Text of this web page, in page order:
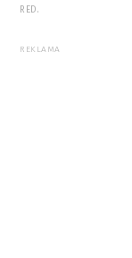
RED.
REKLAMA